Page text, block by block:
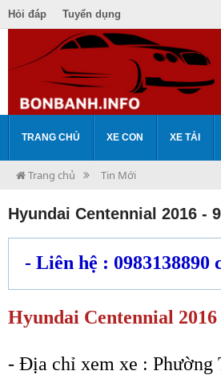
Hỏi đáp Tuyển dụng
TRANG CHỦ XE CON XE TẢI
Trang chủ Tin Mới
Hyundai Centennial 2016 -
- Liên hệ : 0983138890
Hyundai Centennial 2016
- Địa chỉ xem xe :